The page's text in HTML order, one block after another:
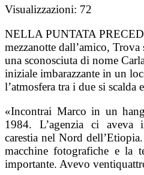
Visualizzazioni: 72
NELLA PUNTATA
mezzanotte dall’amico,
una sconosciuta di nome
iniziale imbarazzante in un
l’atmosfera tra i due si scalda
«Incontrai Marco in un
1984. L’agenzia ci aveva
carestia nel Nord
macchine fotografiche e la
importante. Avevo